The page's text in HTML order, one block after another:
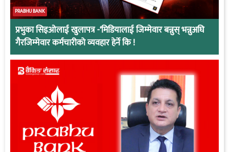
PRABHU BANK
प्रभुका सिइओलाई खुलापत्र -‘मिडियालाई जिम्मेवार बन्नुस् भन्नुअघि
गैरजिम्मेवार कर्मचारीको व्यवहार हेर्ने कि !